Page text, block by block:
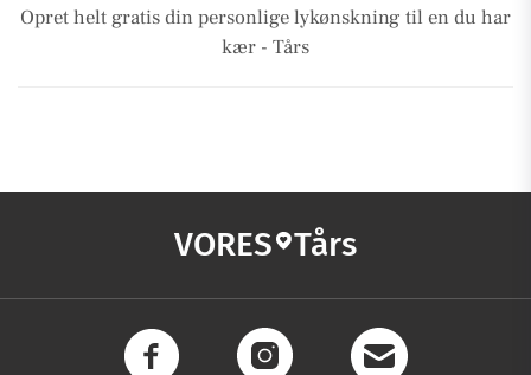
Opret helt gratis din personlige lykønskning til en du har
kær - Tårs
VORES Tårs